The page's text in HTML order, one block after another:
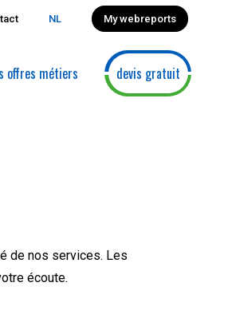
NL My webreports
offres métiers devis gratuit
de nos services. Les
écoute.